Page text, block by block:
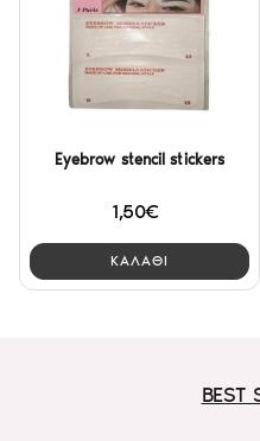
Eyebrow stencil stickers
1,50€
ΚΑΛΑΘΙ
BEST